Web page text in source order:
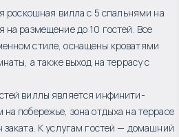
роскошная вилла с 5 спальнями на
на размещение до 10 гостей. Все
стиле, оснащены кроватями
а также выход на террасу с
виллы является инфинити-
побережье, зона отдыха на террасе
заката. К услугам гостей — домашний